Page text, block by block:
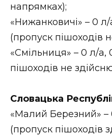
напрямках);
«Нижанковичі» – 0 л/
(пропуск пішоходів
«Смільниця» – 0 л/а,
пішоходів не
Словацька
«Малий Березний» –
(пропуск пішоходів